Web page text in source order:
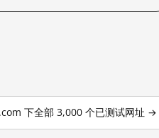
下全部 3,000 个已测试网址 →